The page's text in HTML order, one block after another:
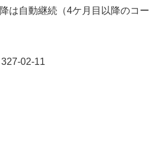
は自動継続（4ケ月目以降のコー
02-11